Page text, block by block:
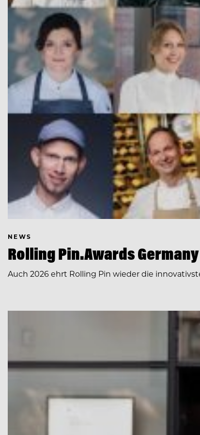
NEWS
Rolling Pin.Awards
Auch 2026 ehrt Rolling Pin wieder die